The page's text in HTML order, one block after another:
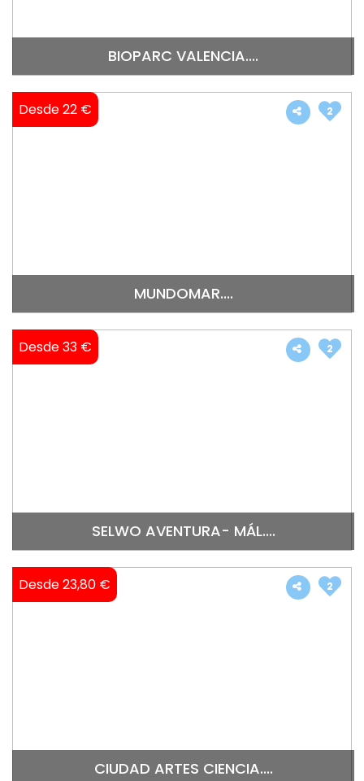
BIOPARC VALENCIA....
Desde 22 €
MUNDOMAR....
2
Desde 33 €
SELWO AVENTURA- MÁL....
2
Desde 23,80 €
CIUDAD ARTES CIENCIA....
2